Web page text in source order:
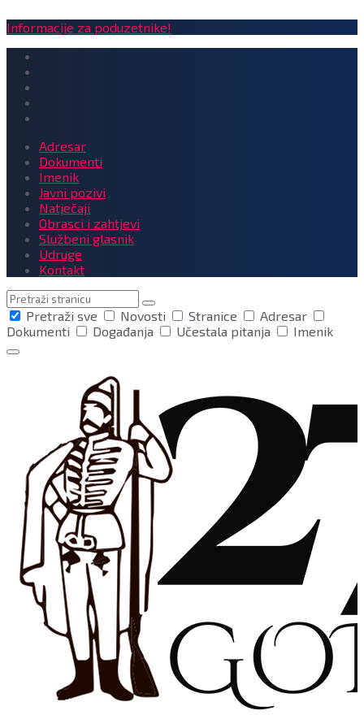
Informacije za poduzetnike!
Adresar
Dokumenti
Imenik
Javni pozivi
Natječaji
Obrasci i zahtjevi
Službeni glasnik
Udruge
Kontakt
Pretraga
Pretraži sve
Novosti Stranice
Adresar
Dokumenti
Događanja Učestala pitanja Imenik